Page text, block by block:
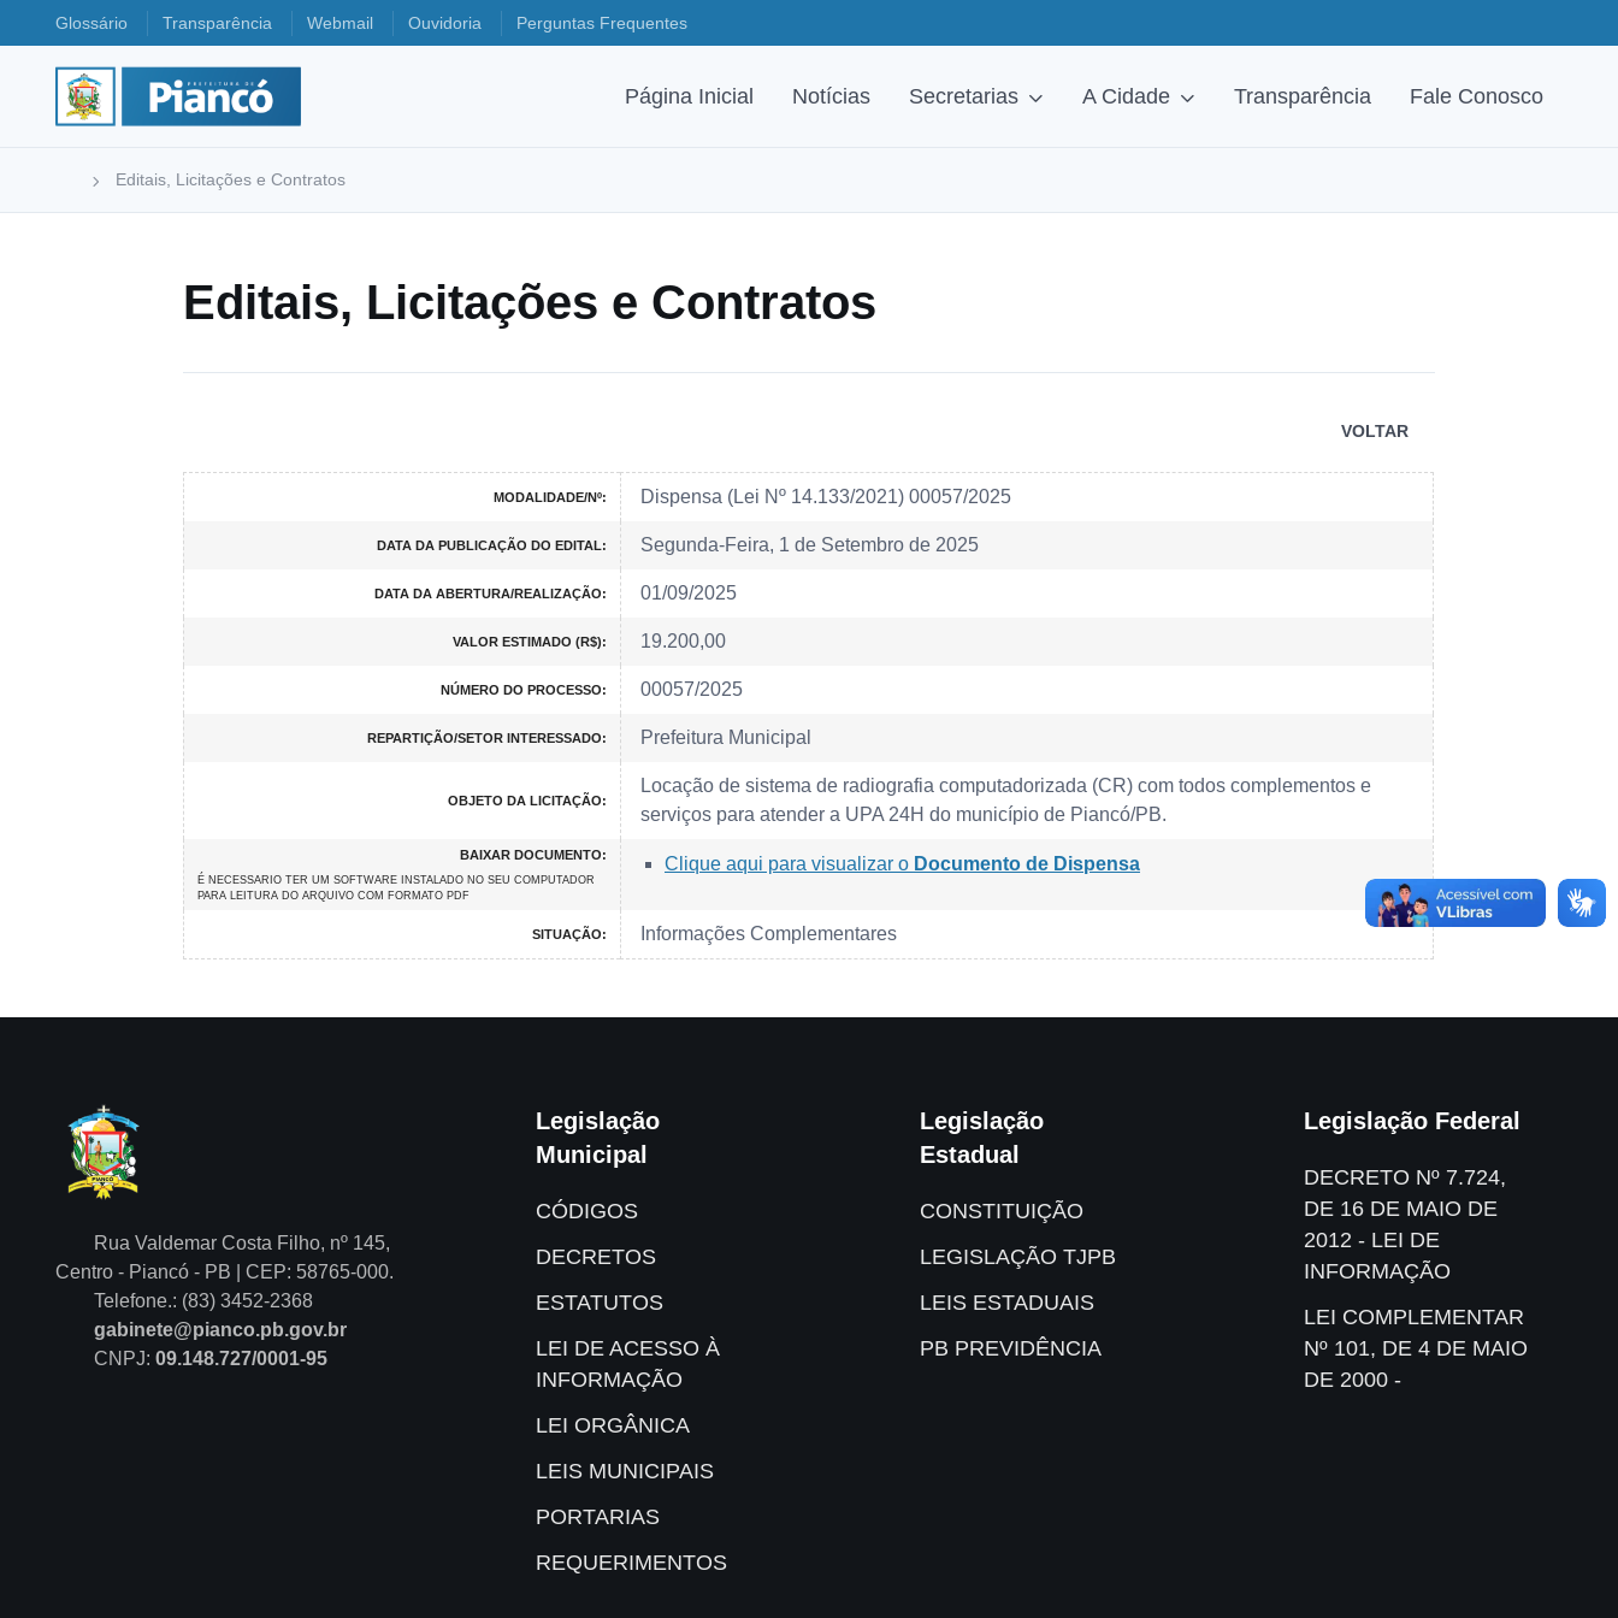
Glossário Transparência Webmail Ouvidoria Perguntas Frequentes
Página Inicial Notícias Secretarias A Cidade Transparência Fale Conosco
Editais, Licitações e Contratos
Editais, Licitações e Contratos
VOLTAR
MODALIDADE/Nº: Dispensa (Lei Nº 14.133/2021) 00057/2025
DATA DA PUBLICAÇÃO DO EDITAL: Segunda-Feira, 1 de Setembro de 2025
DATA DA ABERTURA/REALIZAÇÃO: 01/09/2025
VALOR ESTIMADO (R$): 19.200,00
NÚMERO DO PROCESSO: 00057/2025
REPARTIÇÃO/SETOR INTERESSADO: Prefeitura Municipal
OBJETO DA LICITAÇÃO:
Locação de sistema de radiografia computadorizada (CR) com todos complementos e
serviços para atender a UPA 24H do município de Piancó/PB.
BAIXAR DOCUMENTO:
É NECESSARIO TER UM SOFTWARE INSTALADO NO SEU COMPUTADOR
PARA LEITURA DO ARQUIVO COM FORMATO PDF
Clique aqui para visualizar o Documento de Dispensa
SITUAÇÃO: Informações Complementares
Rua Valdemar Costa Filho, nº 145,
Centro - Piancó - PB | CEP: 58765-000.
Telefone.: (83) 3452-2368
gabinete@pianco.pb.gov.br
CNPJ: 09.148.727/0001-95
Legislação
Municipal
CÓDIGOS
DECRETOS
ESTATUTOS
LEI DE ACESSO À
INFORMAÇÃO
LEI ORGÂNICA
LEIS MUNICIPAIS
PORTARIAS
REQUERIMENTOS
Legislação
Estadual
CONSTITUIÇÃO
LEGISLAÇÃO TJPB
LEIS ESTADUAIS
PB PREVIDÊNCIA
Legislação Federal
DECRETO Nº 7.724,
DE 16 DE MAIO DE
2012 - LEI DE
INFORMAÇÃO
LEI COMPLEMENTAR
Nº 101, DE 4 DE MAIO
DE 2000 -